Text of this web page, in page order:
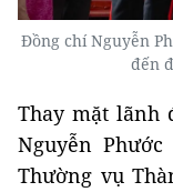
Đồng chí Nguyễn
đến
Thay mặt lãnh
Nguyễn
Thường vụ